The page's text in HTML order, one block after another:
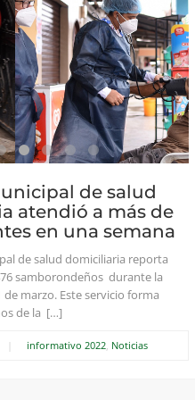
de salud
atendió a más de
en una semana
de salud domiciliaria reporta
samborondeños durante la
de marzo. Este servicio forma
de la […]
informativo 2022, Noticias